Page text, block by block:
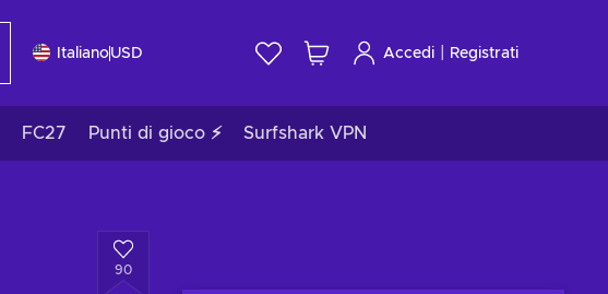
ItalianoUSD Accedi Registrati
FC27 Punti di gioco ⚡ Surfshark VPN
90